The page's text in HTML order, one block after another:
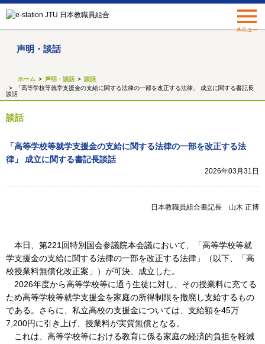
声明・談話
ホーム 声明・談話
談話
「高等学校等就学支援金の支給に関する法律の一部を改正する法律」 成立に関する書記長
談話
談話
「高等学校等就学支援金の支給に関する法律の一部を改正する法
律」 成立に関する書記長談話
2026年03月31日
日本教職員組合書記長 山木 正博
本日、第221回特別国会参議院本会議において、「高等学校等就
学支援金の支給に関する法律の一部を改正する法律」（以下、「高
校授業料無償化改正案」）が可決、成立した。
2026年度から高等学校等に通う生徒に対し、その授業料に充てる
ため高等学校等就学支援金を家庭の所得制限を撤廃し支給するもの
である。さらに、私立高校の支援金については、支給額を45万
7,200円に引き上げ、授業料が実質無償となる。
これは、高等学校等における教育に係る家庭の経済的負担を軽減